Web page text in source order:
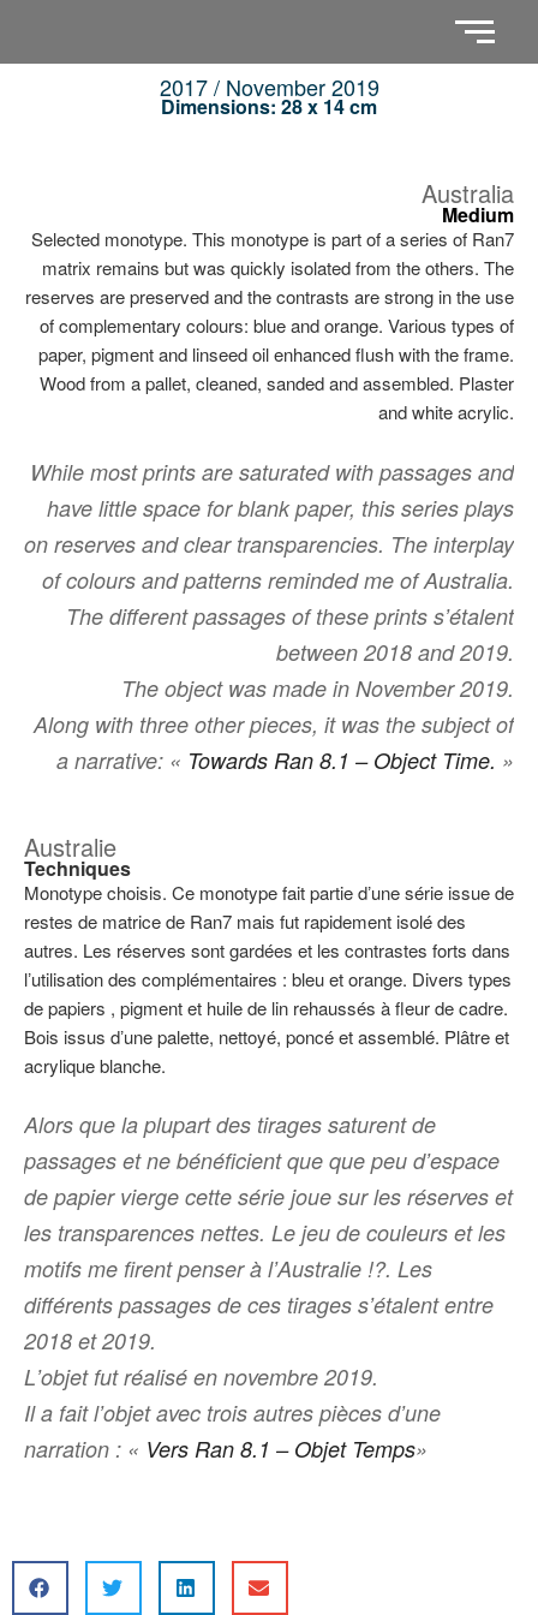
2017 / November 2019
Dimensions: 28 x 14 cm
Australia
Medium
Selected monotype. This monotype is part of a series of Ran7
matrix remains but was quickly isolated from the others. The
reserves are preserved and the contrasts are strong in the use
of complementary colours: blue and orange. Various types of
paper, pigment and linseed oil enhanced flush with the frame.
Wood from a pallet, cleaned, sanded and assembled. Plaster
and white acrylic.
While most prints are saturated with passages and
have little space for blank paper, this series plays
on reserves and clear transparencies. The interplay
of colours and patterns reminded me of Australia.
The different passages of these prints sʼétalent
between 2018 and 2019.
The object was made in November 2019.
Along with three other pieces, it was the subject of
a narrative: « Towards Ran 8.1 – Object Time. »
Australie
Techniques
Monotype choisis. Ce monotype fait partie dʼune série issue de
restes de matrice de Ran7 mais fut rapidement isolé des
autres. Les réserves sont gardées et les contrastes forts dans
lʼutilisation des complémentaires : bleu et orange. Divers types
de papiers , pigment et huile de lin rehaussés à fleur de cadre.
Bois issus dʼune palette, nettoyé, poncé et assemblé. Plâtre et
acrylique blanche.
Alors que la plupart des tirages saturent de
passages et ne bénéficient que que peu dʼespace
de papier vierge cette série joue sur les réserves et
les transparences nettes. Le jeu de couleurs et les
motifs me firent penser à lʼAustralie !?. Les
différents passages de ces tirages sʼétalent entre
2018 et 2019.
Lʼobjet fut réalisé en novembre 2019.
Il a fait lʼobjet avec trois autres pièces dʼune
narration : « Vers Ran 8.1 – Objet Temps»